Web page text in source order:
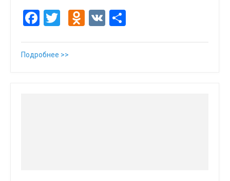
Facebook
TwitterOdnoklassniki
VK
Подробнее >>